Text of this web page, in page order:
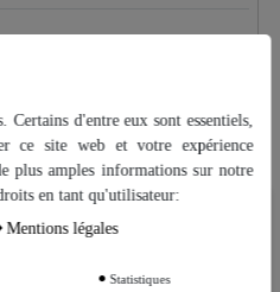
ou questions sur cet article
ovale en cuivre
aident à améliorer ce site Web et
Certains d'entre eux sont essentiels,
ce site web et votre expérience
plus amples informations sur notre
en tant qu'utilisateur:
Mentions légales
Statistiques